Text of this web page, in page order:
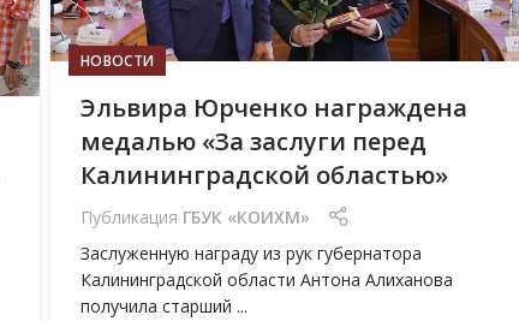
НОВОСТИ
Эльвира Юрченко награждена
медалью «За заслуги перед
Калининградской областью»
Публикация ГБУК «КОИХМ»
Заслуженную награду из рук губернатора
Калининградской области Антона Алиханова
получила старший ...